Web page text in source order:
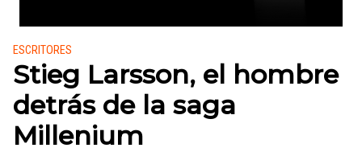
Publicado en:
ESCRITORES
Stieg Larsson, el hombre
detrás de la saga
Millenium